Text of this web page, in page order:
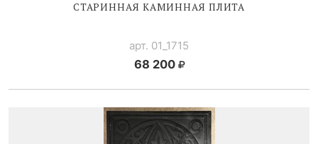
СТАРИННАЯ КАМИННАЯ ПЛИТА
арт. 01_1715
68 200